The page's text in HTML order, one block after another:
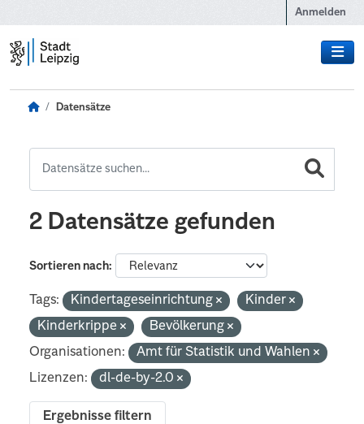
Anmelden
Datensätze
2 Datensätze gefunden
Sortieren nach
Tags: Kindertageseinrichtung
Kinder
Kinderkrippe
Bevölkerung
Organisationen:
Amt für Statistik und Wahlen
Lizenzen:
dl-de-by-2.0
Ergebnisse filtern